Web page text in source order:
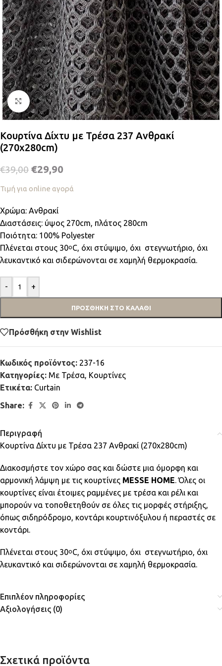
Κλικ για μεγέθυνση
Κουρτίνα Δίχτυ με Τρέσα 237 Ανθρακί
(270x280cm)
€39,00 €29,90
Τιμή για online αγορά
Χρώμα: Ανθρακί
Διαστάσεις: ύψος 270cm, πλάτος 280cm
Ποιότητα: 100% Polyester
Πλένεται στους 30οC, όχι στύψιμο, όχι στεγνωτήριο, όχι
λευκαντικό και σιδερώνονται σε χαμηλή θερμοκρασία.
- +
ΠΡΟΣΘΉΚΗ ΣΤΟ ΚΑΛΆΘΙ
Πρόσθήκη στην Wishlist
Κωδικός προϊόντος: 237-16
Κατηγορίες: Mε Τρέσα, Κουρτίνες
Ετικέτα: Curtain
Share:
Περιγραφή
Κουρτίνα Δίχτυ με Τρέσα 237 Ανθρακί (270x280cm)
Διακοσμήστε τον χώρο σας και δώστε μια όμορφη και
αρμονική λάμψη με τις κουρτίνες MESSE HOME. Όλες οι
κουρτίνες είναι έτοιμες ραμμένες με τρέσα και ρέλι και
μπορούν να τοποθετηθούν σε όλες τις μορφές στήριξης,
όπως σιδηρόδρομο, κοντάρι κουρτινόξυλου ή περαστές σε
κοντάρι.
Πλένεται στους 30οC, όχι στύψιμο, όχι στεγνωτήριο, όχι
λευκαντικό και σιδερώνονται σε χαμηλή θερμοκρασία.
Επιπλέον πληροφορίες
Αξιολογήσεις (0)
Σχετικά προϊόντα